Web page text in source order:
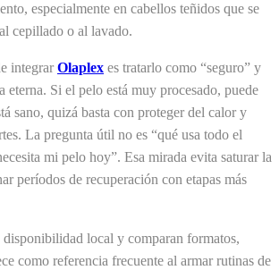
especialmente en cabellos teñidos que se
cepillado o al lavado.
integrar Olaplex es tratarlo como “seguro” y
eterna. Si el pelo está muy procesado, puede
sano, quizá basta con proteger del calor y
La pregunta útil no es “qué usa todo el
mi pelo hoy”. Esa mirada evita saturar la
períodos de recuperación con etapas más
disponibilidad local y comparan formatos,
como referencia frecuente al armar rutinas de